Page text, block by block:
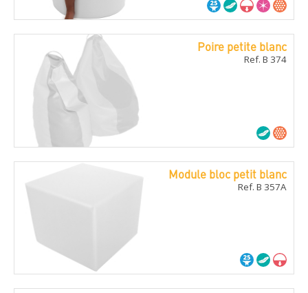
Poire petite blanc
Ref. B 374
Module bloc petit blanc
Ref. B 357A